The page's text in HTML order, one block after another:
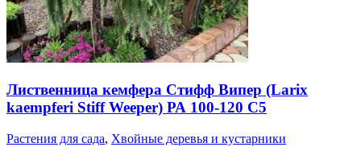
Лиственница кемфера Стифф Випер (Larix
kaempferi Stiff Weeper) РА 100-120 С5
Растения для сада, Хвойные деревья и кустарники